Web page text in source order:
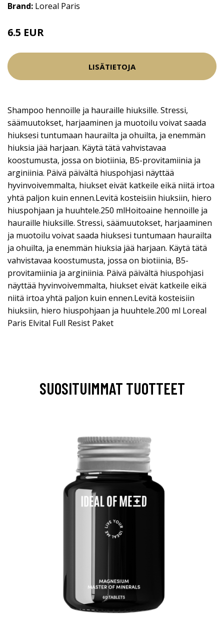
Brand: Loreal Paris
6.5 EUR
LISÄTIETOJA
Shampoo hennoille ja hauraille hiuksille. Stressi,
säämuutokset, harjaaminen ja muotoilu voivat saada
hiuksesi tuntumaan haurailta ja ohuilta, ja enemmän
hiuksia jää harjaan. Käytä tätä vahvistavaa
koostumusta, jossa on biotiinia, B5-provitamiinia ja
arginiinia. Päivä päivältä hiuspohjasi näyttää
hyvinvoivemmalta, hiukset eivät katkeile eikä niitä irtoa
yhtä paljon kuin ennen.Levitä kosteisiin hiuksiin, hiero
hiuspohjaan ja huuhtele.250 mlHoitoaine hennoille ja
hauraille hiuksille. Stressi, säämuutokset, harjaaminen
ja muotoilu voivat saada hiuksesi tuntumaan haurailta
ja ohuilta, ja enemmän hiuksia jää harjaan. Käytä tätä
vahvistavaa koostumusta, jossa on biotiinia, B5-
provitamiinia ja arginiinia. Päivä päivältä hiuspohjasi
näyttää hyvinvoivemmalta, hiukset eivät katkeile eikä
niitä irtoa yhtä paljon kuin ennen.Levitä kosteisiin
hiuksiin, hiero hiuspohjaan ja huuhtele.200 ml Loreal
Paris Elvital Full Resist Paket
SUOSITUIMMAT TUOTTEET